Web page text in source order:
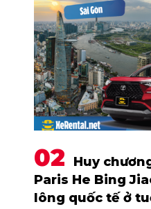
Huy
Paris He Bing
lông quốc tế ở